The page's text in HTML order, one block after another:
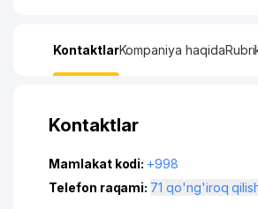
KontaktlarKompaniya haqida
Kontaktlar
Mamlakat kodi: +998
Telefon raqami:
71 qo'ng'iroq